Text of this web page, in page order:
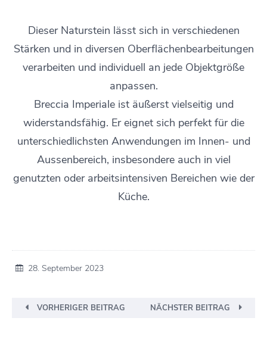
Dieser Naturstein lässt sich in verschiedenen
Stärken und in diversen Oberflächenbearbeitungen
verarbeiten und individuell an jede Objektgröße
anpassen.
Breccia Imperiale ist äußerst vielseitig und
widerstandsfähig. Er eignet sich perfekt für die
unterschiedlichsten Anwendungen im Innen- und
Aussenbereich, insbesondere auch in viel
genutzten oder arbeitsintensiven Bereichen wie der
Küche.
28. September 2023
VORHERIGER BEITRAG NÄCHSTER BEITRAG